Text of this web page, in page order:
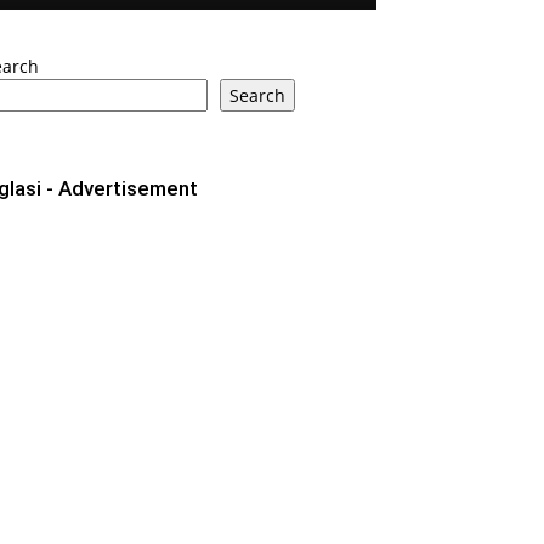
Search
- Advertisement